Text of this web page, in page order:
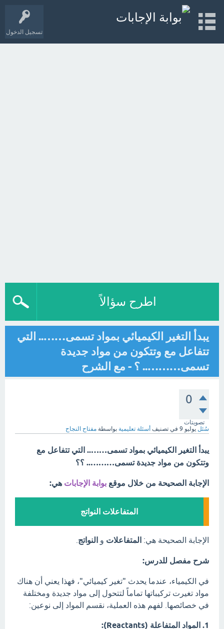
تسجيل الدخول
اطرح سؤالاً
يبدأ التغير الكيميائي بمواد تسمى…….. التي
تتفاعل مع وتتكون من مواد جديدة
تسمى……….. ؟ - مع الشرح
0
تصويتات
سُئل يوليو 9 في تصنيف أسئلة تعليمية بواسطة مفتاح النجاح
يبدأ التغير الكيميائي بمواد تسمى…….. التي تتفاعل مع
وتتكون من مواد جديدة تسمى……….. ؟؟
الإجابة الصحيحة من خلال موقع بوابة الإجابات هي:
المتفاعلات النواتج
الإجابة الصحيحة هي: المتفاعلات و النواتج
شرح مفصل للدرس:
في الكيمياء، عندما يحدث "تغير كيميائي"، فهذا يعني أن هناك
مواد تغيرت تركيباتها تماماً لتتحول إلى مواد جديدة ومختلفة
في خصائصها. لفهم هذه العملية، نقسم المواد إلى نوعين:
1. المواد المتفاعلة (Reactants):